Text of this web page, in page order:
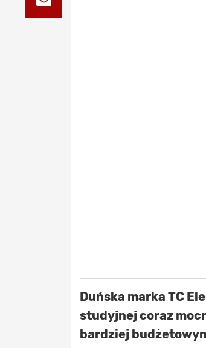
Duńska marka TC
studyjnej coraz
bardziej